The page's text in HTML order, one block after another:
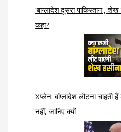
‘बांग्लादेश दूसरा पाकिस्तान’,
कहा?
Xप्लेन: बांग्लादेश लौटना
नहीं, जानिए क्यों